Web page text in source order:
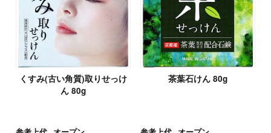
くすみ(古い角質)取りせっけ
ん 80g
茶葉石けん 80g